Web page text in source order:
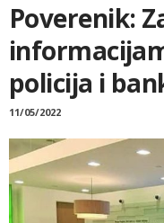
Poverenik:
policija i
11/05/2022